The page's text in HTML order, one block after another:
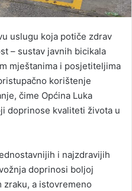
uslugu koja potiče zdrav
– sustav javnih bicikala
mještanima i posjetiteljima
korištenje
čime Općina Luka
doprinose kvaliteti života u
i najzdravijih
doprinosi boljoj
zraku, a istovremeno